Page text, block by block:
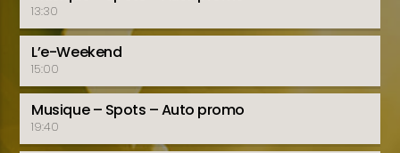
13:30
L’e-Weekend
15:00
Musique – Spots – Auto promo
19:40